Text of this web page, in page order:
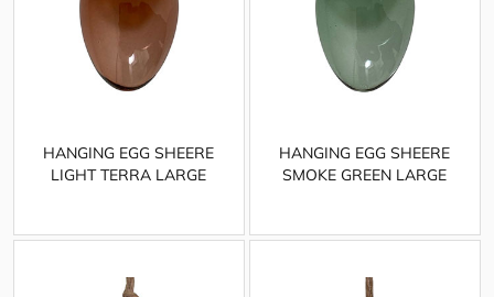
HANGING EGG SHEERE
LIGHT TERRA LARGE
HANGING EGG SHEERE
SMOKE GREEN LARGE